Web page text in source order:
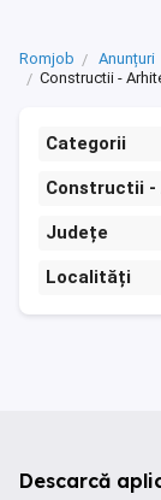
Romjob Anunțuri
Constructii -
Categorii
Constructii -
Județe
Localități
Descarcă